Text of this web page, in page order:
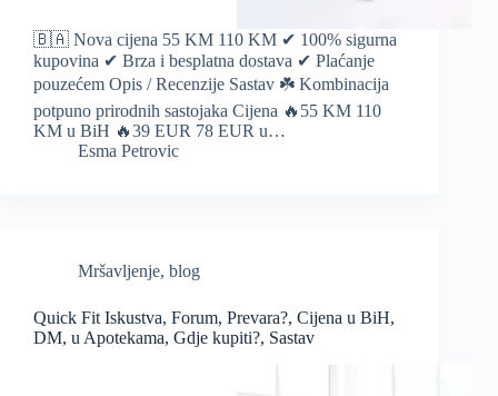
🇧🇦 Nova cijena 55 KM 110 KM ✔ 100% sigurna
kupovina ✔ Brza i besplatna dostava ✔ Plaćanje
pouzećem Opis / Recenzije Sastav ☘️ Kombinacija
potpuno prirodnih sastojaka Cijena 🔥55 KM 110
KM u BiH 🔥39 EUR 78 EUR u…
Esma Petrovic
Mršavljenje, blog
Quick Fit Iskustva, Forum, Prevara?, Cijena u BiH,
DM, u Apotekama, Gdje kupiti?, Sastav